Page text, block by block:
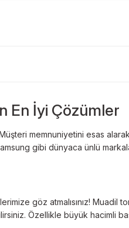
En İyi Çözümler
memnuniyetini esas
gibi dünyaca ünlü
göz atmalısınız! Muadil
Özellikle büyük hacimli